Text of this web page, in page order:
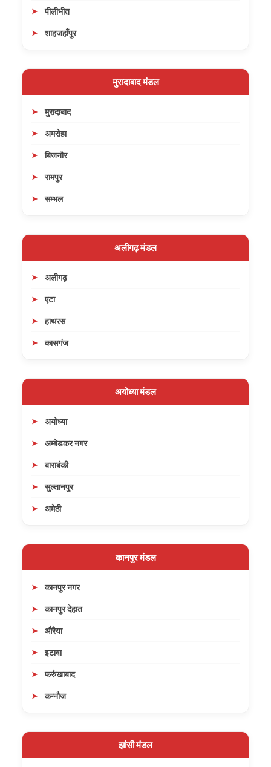
पीलीभीत
शाहजहाँपुर
मुरादाबाद मंडल
मुरादाबाद
अमरोहा
बिजनौर
रामपुर
सम्भल
अलीगढ़ मंडल
अलीगढ़
एटा
हाथरस
कासगंज
अयोध्या मंडल
अयोध्या
अम्बेडकर नगर
बाराबंकी
सुल्तानपुर
अमेठी
कानपुर मंडल
कानपुर नगर
कानपुर देहात
औरैया
इटावा
फर्रुखाबाद
कन्नौज
झांसी मंडल